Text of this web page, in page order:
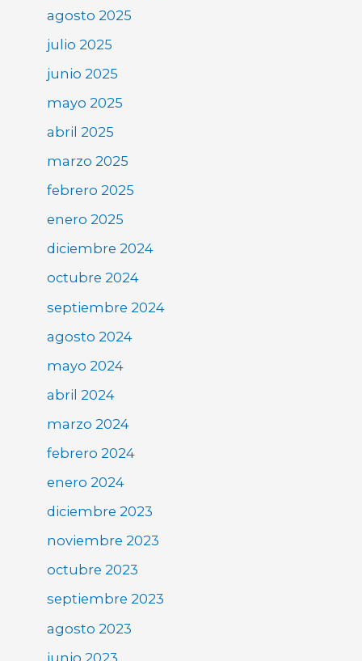
agosto 2025
julio 2025
junio 2025
mayo 2025
abril 2025
marzo 2025
febrero 2025
enero 2025
diciembre 2024
octubre 2024
septiembre 2024
agosto 2024
mayo 2024
abril 2024
marzo 2024
febrero 2024
enero 2024
diciembre 2023
noviembre 2023
octubre 2023
septiembre 2023
agosto 2023
junio 2023